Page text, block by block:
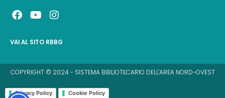
F
a
e
o
o
Y
o
t
b
e
I
n
t
g
r
m
VAI AL SITO RBBG
COPYRIGHT © 2024 - SISTEMA BIBLIOTECARIO DELL'AREA NORD-OVEST
Privacy Policy Cookie Policy